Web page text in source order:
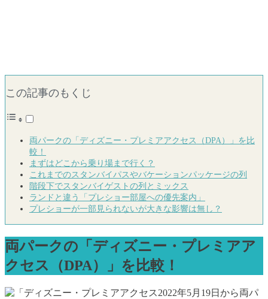
この記事のもくじ
両パークの「ディズニー・プレミアアクセス（DPA）」を比
較！
まずはどこから乗り場まで行く？
これまでのスタンバイパスやバケーションパッケージの列
階段下でスタンバイゲストの列とミックス
ランドと違う「プレショー部屋への優先案内」
プレショーが一部見られないが大きな影響は無し？
両パークの「ディズニー・プレミアア
クセス（DPA）」を比較！
2022年5月19日から両パ